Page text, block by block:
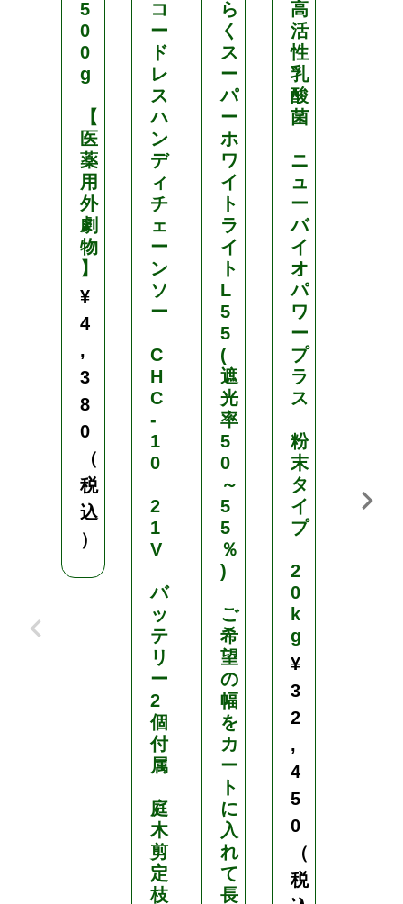
5
0
0
g
【
医
薬
用
外
劇
物
】
¥
4
,
3
8
0
（
税
込
）
コ
ー
ド
レ
ス
ハ
ン
デ
ィ
チ
ェ
ー
ン
ソ
ー
C
H
C
-
1
0
2
1
V
バ
ッ
テ
リ
ー
2
個
付
属
庭
木
剪
定
枝
ら
く
ス
ー
パ
ー
ホ
ワ
イ
ト
ラ
イ
ト
L
5
5
(
遮
光
率
5
0
～
5
5
％
)
ご
希
望
の
幅
を
カ
ー
ト
に
入
れ
て
長
高
活
性
乳
酸
菌
ニ
ュ
ー
バ
イ
オ
パ
ワ
ー
プ
ラ
ス
粉
末
タ
イ
プ
2
0
k
g
¥
3
2
,
4
5
0
（
税
約